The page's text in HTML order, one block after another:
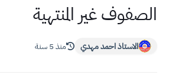
الصفوف غير المنتهية
الاستاذ احمد مهدي منذ 5 سنة